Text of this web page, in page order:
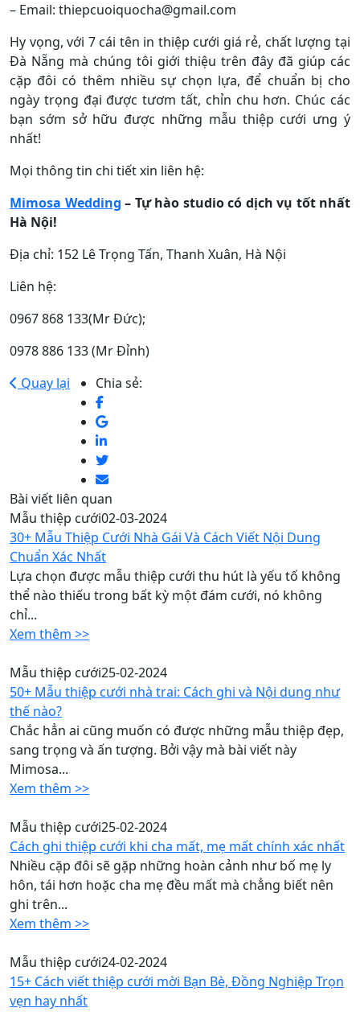
– Email: thiepcuoiquocha@gmail.com
Hy vọng, với 7 cái tên in thiệp cưới giá rẻ, chất lượng tại
Đà Nẵng mà chúng tôi giới thiệu trên đây đã giúp các
cặp đôi có thêm nhiều sự chọn lựa, để chuẩn bị cho
ngày trọng đại được tươm tất, chỉn chu hơn. Chúc các
bạn sớm sở hữu được những mẫu thiệp cưới ưng ý
nhất!
Mọi thông tin chi tiết xin liên hệ:
Mimosa Wedding – Tự hào studio có dịch vụ tốt nhất
Hà Nội!
Địa chỉ: 152 Lê Trọng Tấn, Thanh Xuân, Hà Nội
Liên hệ:
0967 868 133(Mr Đức);
0978 886 133 (Mr Đỉnh)
Quay lại
Chia sẻ:
Bài viết liên quan
Mẫu thiệp cưới02-03-2024
30+ Mẫu Thiệp Cưới Nhà Gái Và Cách Viết Nội Dung
Chuẩn Xác Nhất
Lựa chọn được mẫu thiệp cưới thu hút là yếu tố không
thể nào thiếu trong bất kỳ một đám cưới, nó không
chỉ...
Xem thêm >>
Mẫu thiệp cưới25-02-2024
50+ Mẫu thiệp cưới nhà trai: Cách ghi và Nội dung như
thế nào?
Chắc hẳn ai cũng muốn có được những mẫu thiệp đẹp,
sang trọng và ấn tượng. Bởi vậy mà bài viết này
Mimosa...
Xem thêm >>
Mẫu thiệp cưới25-02-2024
Cách ghi thiệp cưới khi cha mất, mẹ mất chính xác nhất
Nhiều cặp đôi sẽ gặp những hoàn cảnh như bố mẹ ly
hôn, tái hơn hoặc cha mẹ đều mất mà chẳng biết nên
ghi trên...
Xem thêm >>
Mẫu thiệp cưới24-02-2024
15+ Cách viết thiệp cưới mời Bạn Bè, Đồng Nghiệp Trọn
vẹn hay nhất